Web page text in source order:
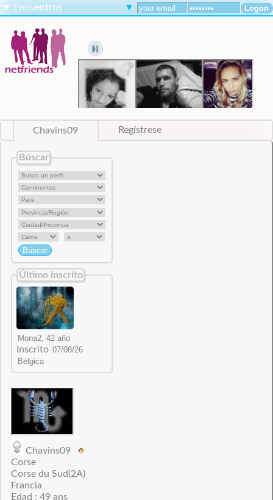
▼ Encuentros ▼
Chavins09 Regístrese
Búscar
Último inscrito
Inscrito
Chavins09
Corse
Corse du Sud(2A)
Francia
Edad : 49 ans